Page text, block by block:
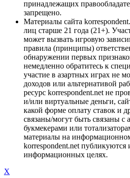
принадлежащих
запрещено.
Материалы сайта
лиц старше 21 года (21+).
может вызвать игровую
правила (принципы)
обнаружении первых
немедленно обратитесь к
участие в азартных играх не
доходов или альтернативой
ресурс korrespondent.net не
и/или виртуальные деньги,
какой форме оплату ставок и
связаны/могут быть связаны с
букмекерами или
материалы на
korrespondent.net публикуются
информационных целях.
X